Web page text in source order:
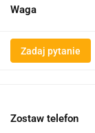
Waga
Zadaj pytanie
Zostaw telefon